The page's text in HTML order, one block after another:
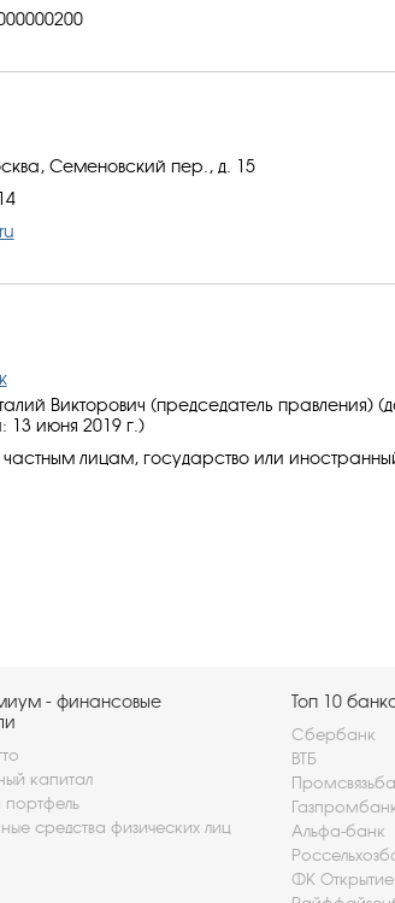
Семеновский пер., д. 15
Викторович (председатель правления)
июня 2019 г.)
лицам, государство или
- финансовые
капитал
портфель
средства физических лиц
Топ 10
Сбербанк
ВТБ
Альфа-банк
ФК Открытие